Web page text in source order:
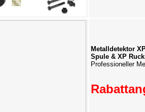
Metalldetektor
Spule & XP
Professioneller